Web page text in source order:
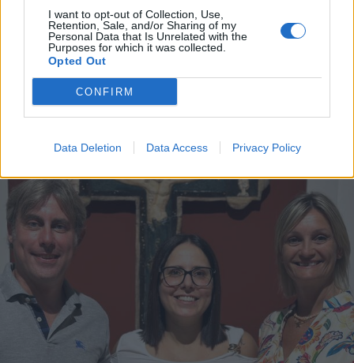
I want to opt-out of Collection, Use,
Retention, Sale, and/or Sharing of my
Personal Data that Is Unrelated with the
Purposes for which it was collected.
Opted Out
CONFIRM
Data Deletion Data Access Privacy Policy
ALTRE NOTIZIE DI LEGNANO